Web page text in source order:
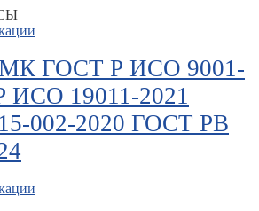
ГОСТ Р ИСО 9001-
ИСО 19011-2021
002-2020 ГОСТ РВ